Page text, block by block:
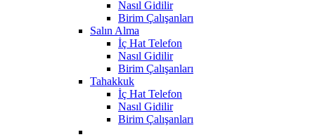
Nasıl Gidilir
Birim Çalışanları
Salın Alma
İç Hat Telefon
Nasıl Gidilir
Birim Çalışanları
Tahakkuk
İç Hat Telefon
Nasıl Gidilir
Birim Çalışanları